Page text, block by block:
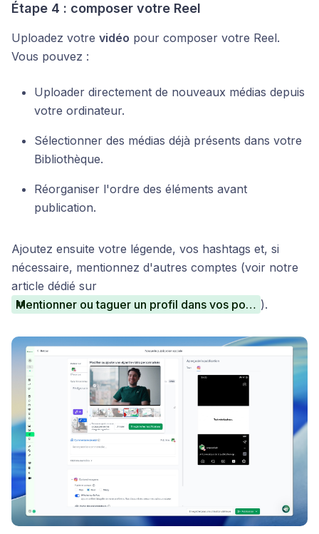
Étape 4 : composer votre Reel
Uploadez votre vidéo pour composer votre Reel.
Vous pouvez :
Uploader directement de nouveaux médias depuis
votre ordinateur.
Sélectionner des médias déjà présents dans votre
Bibliothèque.
Réorganiser l'ordre des éléments avant
publication.
Ajoutez ensuite votre légende, vos hashtags et, si
nécessaire, mentionnez d'autres comptes (voir notre
article dédié sur
Mentionner ou taguer un profil dans vos posts du Social Planner ).